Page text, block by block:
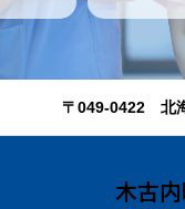
〒049-0422 北
木古